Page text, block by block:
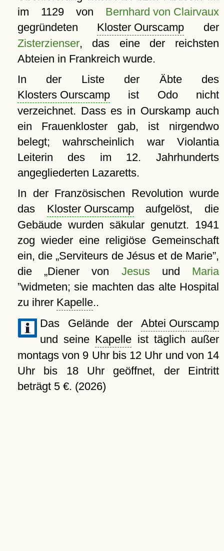
im 1129 von Bernhard von Clairvaux
gegründeten Kloster Ourscamp der
Zisterzienser, das eine der reichsten
Abteien in Frankreich wurde.
In der Liste der Äbte des
Klosters Ourscampist Odo nicht
verzeichnet. Dass es in Ourskamp auch
ein Frauenkloster gab, ist nirgendwo
belegt; wahrscheinlich war Violantia
Leiterin des im 12. Jahrhunderts
angegliederten Lazaretts.
In der Französischen Revolution wurde
das Kloster Ourscampaufgelöst, die
Gebäude wurden säkular genutzt. 1941
zog wieder eine religiöse Gemeinschaft
ein, die Serviteurs de Jésus et de Marie ,
die Diener von Jesusund Maria
widmeten; sie machten das alte Hospital
zu ihrer Kapelle..
Das Gelände der Abtei Ourscamp
und seine Kapelle ist täglich außer
montags von 9 Uhr bis 12 Uhr und von 14
Uhr bis 18 Uhr geöffnet, der Eintritt
beträgt 5 €. (2026)